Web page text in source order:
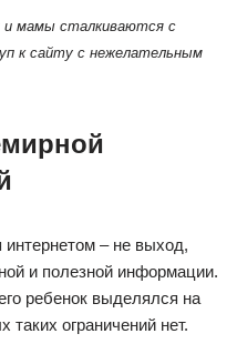
и мамы сталкиваются с
к сайту с нежелательным
– не выход,
и полезной информации.
ребенок выделялся на
таких ограничений нет.